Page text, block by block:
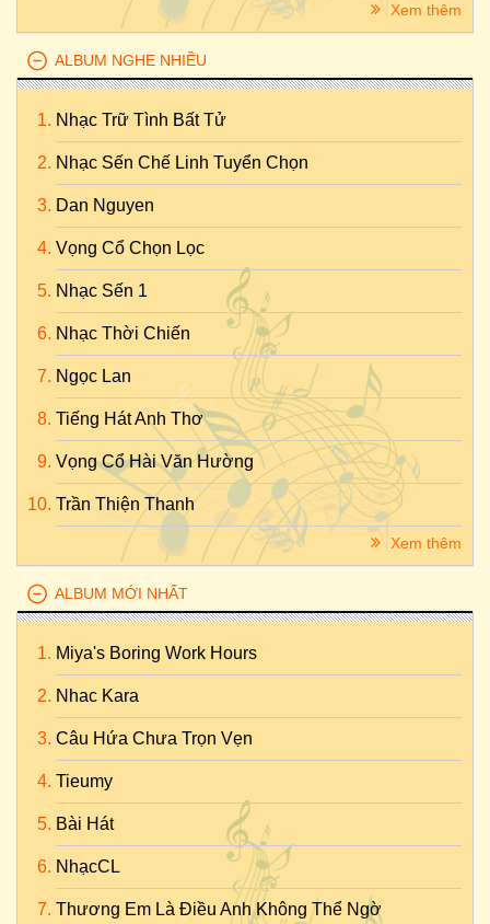
Xem thêm
ALBUM NGHE NHIỀU
Nhạc Trữ Tình Bất Tử
Nhạc Sến Chế Linh Tuyển Chọn
Dan Nguyen
Vọng Cổ Chọn Lọc
Nhạc Sến 1
Nhạc Thời Chiến
Ngọc Lan
Tiếng Hát Anh Thơ
Vọng Cổ Hài Văn Hường
Trần Thiện Thanh
Xem thêm
ALBUM MỚI NHẤT
Miya's Boring Work Hours
Nhac Kara
Câu Hứa Chưa Trọn Vẹn
Tieumy
Bài Hát
NhạcCL
Thương Em Là Điều Anh Không Thể Ngờ